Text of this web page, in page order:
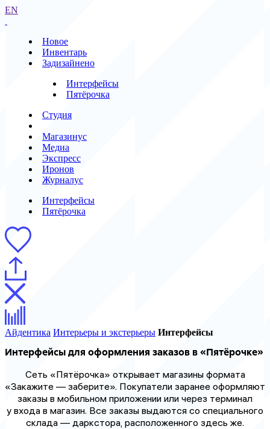
EN
Новое
Инвентарь
Задизайнено
Интерфейсы
Пятёрочка
Студия
Магазинус
Медиа
Экспресс
Иронов
Журналус
Интерфейсы
Пятёрочка
Айдентика Интерьеры и экстерьеры Интерфейсы
Интерфейсы для оформления заказов в «Пятёрочке»
Сеть «Пятёрочка» открывает магазины формата
«Закажите — заберите». Покупатели заранее оформляют
заказы в мобильном приложении или через терминал
у входа в магазин. Все заказы выдаются со специального
склада — даркстора, расположенного здесь же.